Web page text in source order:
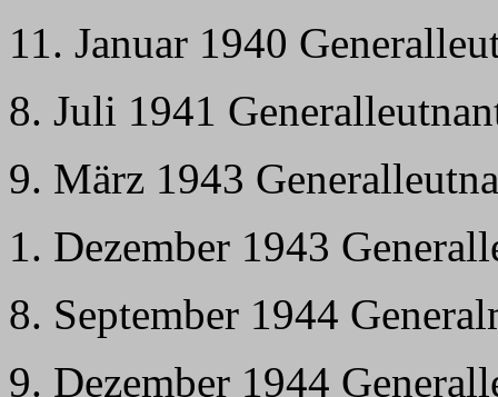
11. Januar 1940
8. Juli 1941
9. März 1943
1. Dezember 1943
8. September 1944
9. Dezember 1944